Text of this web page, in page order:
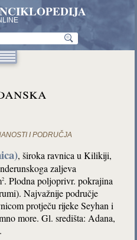
I PODRUČJA
, široka ravnica u Kilikiji,
zaljeva
2. Plodna poljoprivr. pokrajina
Najvažnije područje
protječu rijeke Seyhan i
more. Gl. središta: Adana,